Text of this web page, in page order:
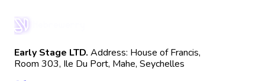
Early Stage LTD. Address: House of Francis,
Room 303, Ile Du Port, Mahe, Seychelles